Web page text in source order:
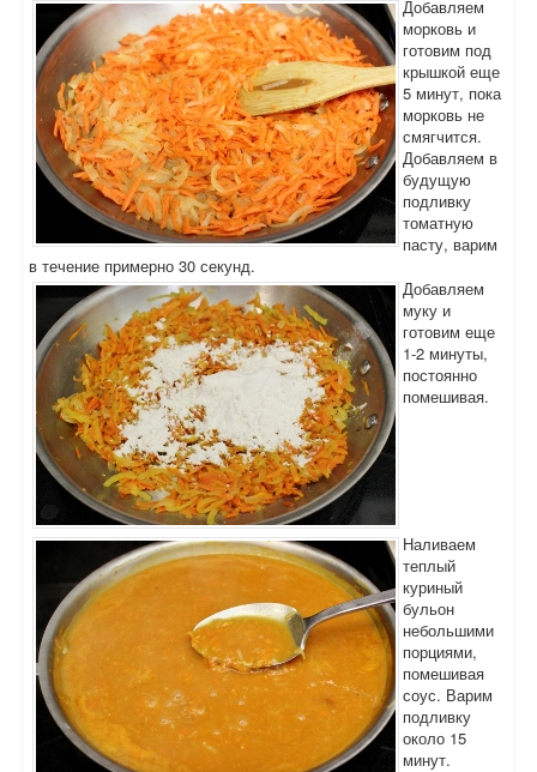
Добавляем
морковь и
готовим под
крышкой еще
5 минут, пока
морковь не
смягчится.
Добавляем в
будущую
подливку
томатную
пасту, варим
в течение примерно 30 секунд.
Добавляем
муку и
готовим еще
1-2 минуты,
постоянно
помешивая.
Наливаем
теплый
куриный
бульон
небольшими
порциями,
помешивая
соус. Варим
подливку
около 15
минут.